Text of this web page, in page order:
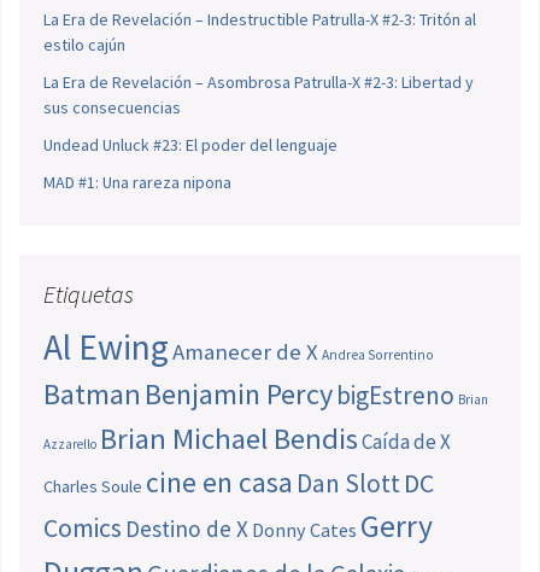
La Era de Revelación – Indestructible Patrulla-X #2-3: Tritón al
estilo cajún
La Era de Revelación – Asombrosa Patrulla-X #2-3: Libertad y
sus consecuencias
Undead Unluck #23: El poder del lenguaje
MAD #1: Una rareza nipona
Etiquetas
Al EwingAmanecer de X Andrea Sorrentino
Batman Benjamin PercybigEstreno Brian
Azzarello Brian Michael BendisCaída de X
Charles Soule cine en casa Dan SlottDC
Comics Destino de X Donny Cates Gerry